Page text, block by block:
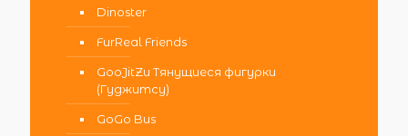
Dinoster
FurReal Friends
GooJitZu Тянущиеся фигурки
(Гуджитсу)
GoGo Bus